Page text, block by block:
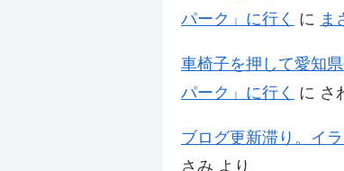
パーク」に行く に ま
車椅子を押して愛知
パーク」に行く に さ
ブログ更新滞り。イ
さみ より